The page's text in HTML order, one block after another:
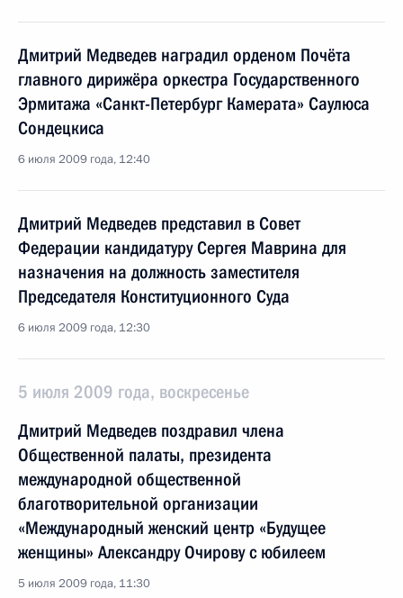
Дмитрий Медведев наградил орденом Почёта
главного дирижёра оркестра Государственного
Эрмитажа «Санкт-Петербург Камерата» Саулюса
Сондецкиса
6 июля 2009 года, 12:40
Дмитрий Медведев представил в Совет
Федерации кандидатуру Сергея Маврина для
назначения на должность заместителя
Председателя Конституционного Суда
6 июля 2009 года, 12:30
5 июля 2009 года, воскресенье
Дмитрий Медведев поздравил члена
Общественной палаты, президента
международной общественной
благотворительной организации
«Международный женский центр «Будущее
женщины» Александру Очирову с юбилеем
5 июля 2009 года, 11:30